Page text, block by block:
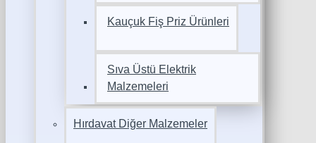
Kauçuk Fiş Priz Ürünleri
Sıva Üstü Elektrik
Malzemeleri
Hırdavat Diğer Malzemeler